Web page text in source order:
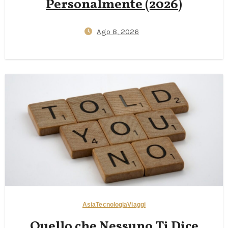
Personalmente (2026)
Ago 8, 2026
AsiaTecnologiaViaggi